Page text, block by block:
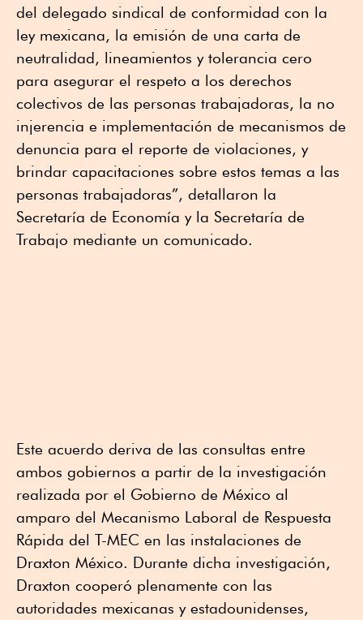
del delegado sindical de conformidad con la
ley mexicana, la emisión de una carta de
neutralidad, lineamientos y tolerancia cero
para asegurar el respeto a los derechos
colectivos de las personas trabajadoras, la no
injerencia e implementación de mecanismos de
denuncia para el reporte de violaciones, y
brindar capacitaciones sobre estos temas a las
personas trabajadoras”, detallaron la
Secretaría de Economía y la Secretaría de
Trabajo mediante un comunicado.
Este acuerdo deriva de las consultas entre
ambos gobiernos a partir de la investigación
realizada por el Gobierno de México al
amparo del Mecanismo Laboral de Respuesta
Rápida del T-MEC en las instalaciones de
Draxton México. Durante dicha investigación,
Draxton cooperó plenamente con las
autoridades mexicanas y estadounidenses,